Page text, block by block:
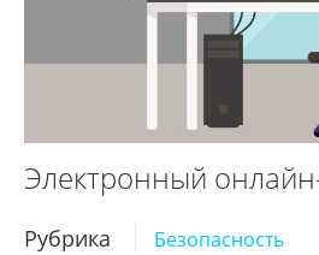
Электронный
Рубрика Безопасность